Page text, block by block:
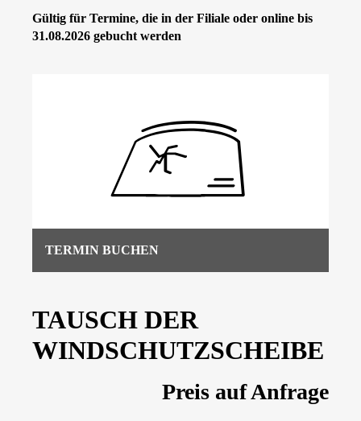
Gültig für Termine, die in der Filiale oder online bis
31.08.2026 gebucht werden
TERMIN BUCHEN
TAUSCH DER
WINDSCHUTZSCHEIBE
Preis auf Anfrage